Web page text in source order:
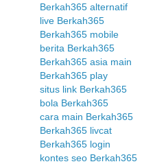
Berkah365 alternatif
live Berkah365
Berkah365 mobile
berita Berkah365
Berkah365 asia main
Berkah365 play
situs link Berkah365
bola Berkah365
cara main Berkah365
Berkah365 livcat
Berkah365 login
kontes seo Berkah365